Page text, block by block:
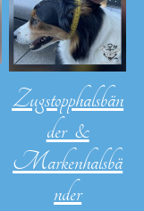
Zugstopphalsbän
der &
Markenhalsbä
nder